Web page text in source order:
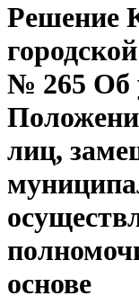
Решение
№ 265 Об
лиц,
основе